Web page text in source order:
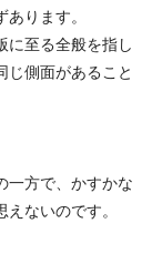
ります。
に至る全般を指し
じ側面があること
一方で、かすかな
ないのです。